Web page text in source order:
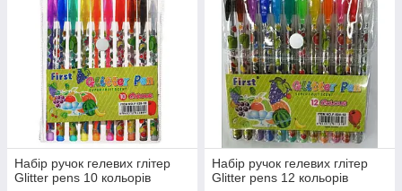
Набір ручок гелевих глітер
Glitter pens 10 кольорів
Набір ручок гелевих глітер
Glitter pens 12 кольорів